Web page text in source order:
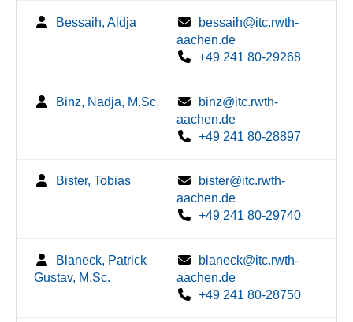
Bessaih, Aldja
bessaih@itc.rwth-
aachen.de
+49 241 80-29268
Binz, Nadja, M.Sc.
binz@itc.rwth-
aachen.de
+49 241 80-28897
Bister, Tobias
bister@itc.rwth-
aachen.de
+49 241 80-29740
Blaneck, Patrick
Gustav, M.Sc.
blaneck@itc.rwth-
aachen.de
+49 241 80-28750